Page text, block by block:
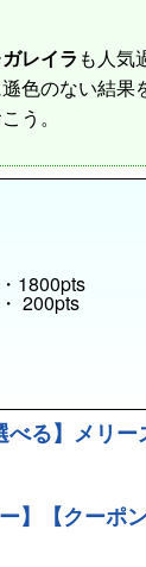
レイラ も人気
色のない結果
う。
1800pts
200pts